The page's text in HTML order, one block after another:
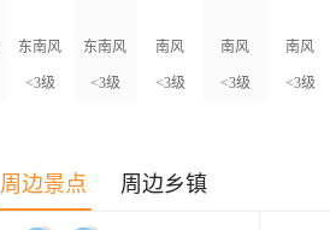
东南风
<3级
东南风
<3级
南风
<3级
南风
<3级
南风
<3级
周边景点 周边乡镇